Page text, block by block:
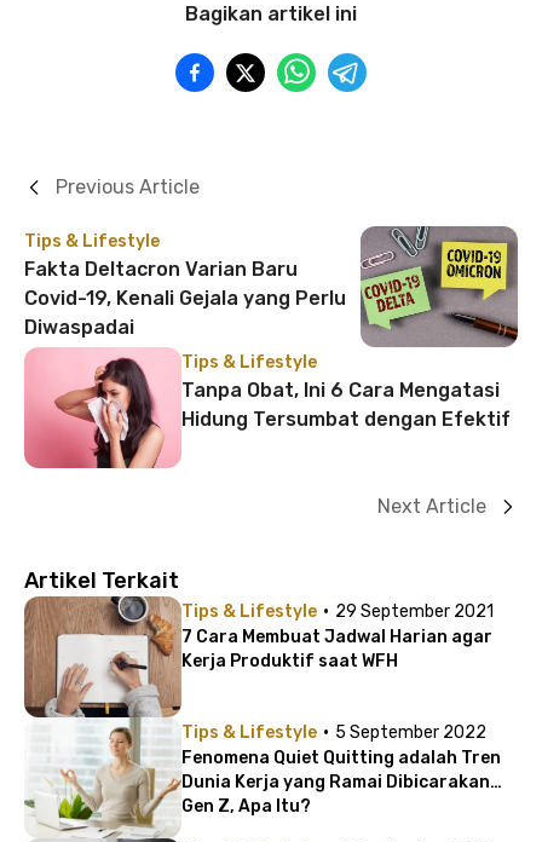
Bagikan artikel ini
Tips & Lifestyle
Fakta Deltacron Varian Baru
Covid-19, Kenali Gejala yang Perlu
Diwaspadai
Previous Article
Tips & Lifestyle
Tanpa Obat, Ini 6 Cara Mengatasi
Hidung Tersumbat dengan Efektif
Next Article
Artikel Terkait
Tips & Lifestyle · 29 September 2021
7 Cara Membuat Jadwal Harian agar
Kerja Produktif saat WFH
Tips & Lifestyle · 5 September 2022
Fenomena Quiet Quitting adalah Tren
Dunia Kerja yang Ramai Dibicarakan
Gen Z, Apa Itu?